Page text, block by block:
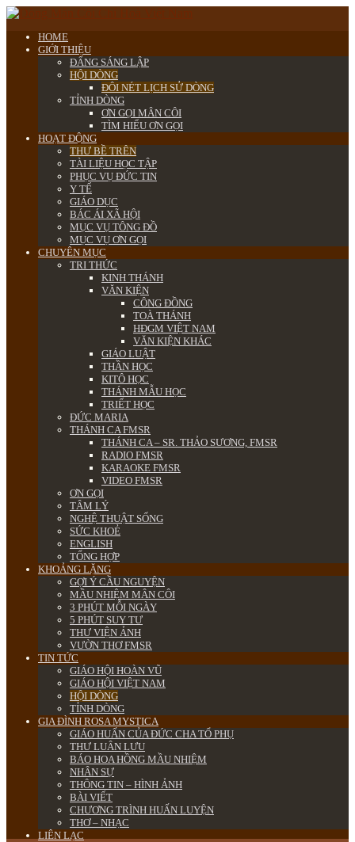
HOME
GIỚI THIỆU
ĐẤNG SÁNG LẬP
HỘI DÒNG
ĐÔI NÉT LỊCH SỬ DÒNG
TỈNH DÒNG
ƠN GỌI MÂN CÔI
TÌM HIỂU ƠN GỌI
HOẠT ĐỘNG
THƯ BỀ TRÊN
TÀI LIỆU HỌC TẬP
PHỤC VỤ ĐỨC TIN
Y TẾ
GIÁO DỤC
BÁC ÁI XÃ HỘI
MỤC VỤ TÔNG ĐỒ
MỤC VỤ ƠN GỌI
CHUYÊN MỤC
TRI THỨC
KINH THÁNH
VĂN KIỆN
CÔNG ĐỒNG
TOÀ THÁNH
HĐGM VIỆT NAM
VĂN KIỆN KHÁC
GIÁO LUẬT
THẦN HỌC
KITÔ HỌC
THÁNH MẪU HỌC
TRIẾT HỌC
ĐỨC MARIA
THÁNH CA FMSR
THÁNH CA – SR. THẢO SƯƠNG, FMSR
RADIO FMSR
KARAOKE FMSR
VIDEO FMSR
ƠN GỌI
TÂM LÝ
NGHỆ THUẬT SỐNG
SỨC KHOẺ
ENGLISH
TỔNG HỢP
KHOẢNG LẶNG
GỢI Ý CẦU NGUYỆN
MẦU NHIỆM MÂN CÔI
3 PHÚT MỖI NGÀY
5 PHÚT SUY TƯ
THƯ VIỆN ẢNH
VƯỜN THƠ FMSR
TIN TỨC
GIÁO HỘI HOÀN VŨ
GIÁO HỘI VIỆT NAM
HỘI DÒNG
TỈNH DÒNG
GIA ĐÌNH ROSA MYSTICA
GIÁO HUẤN CỦA ĐỨC CHA TỔ PHỤ
THƯ LUÂN LƯU
BÁO HOA HỒNG MẦU NHIỆM
NHÂN SỰ
THÔNG TIN – HÌNH ẢNH
BÀI VIẾT
CHƯƠNG TRÌNH HUẤN LUYỆN
THƠ – NHẠC
LIÊN LẠC